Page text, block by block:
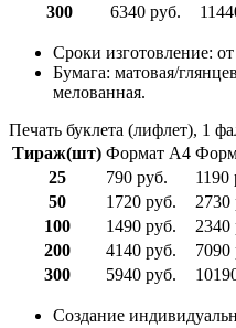
300
6340 руб.
Сроки изготовление: от
Бумага: матовая/
мелованная.
Печать буклета (лифлет), 1
Тираж(шт) Формат А4
25
790 руб.
1190
50
1720 руб.
2730
100
1490 руб.
2340
200
4140 руб.
7090
300
5940 руб.
Создание